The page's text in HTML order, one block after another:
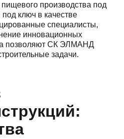
пищевого производства под
ключ в качестве
специалисты,
инновационных
позволяют СК ЭЛМАНД
задачи.